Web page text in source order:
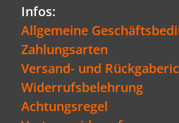
Infos:
Allgemeine
Zahlungsarten
Versand- und
Widerrufsbelehrung
Achtungsregel